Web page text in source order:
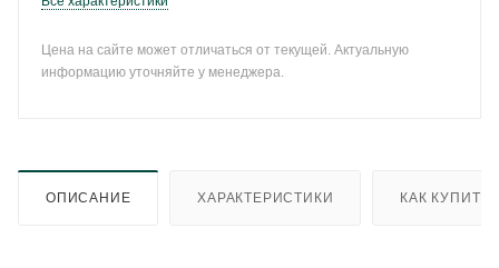
Цена на сайте может отличаться от текущей. Актуальную
информацию уточняйте у менеджера.
ОПИСАНИЕ ХАРАКТЕРИСТИКИ КАК КУПИТЬ